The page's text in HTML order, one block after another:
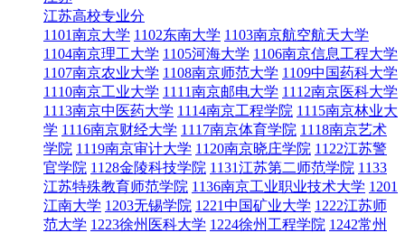
江苏高校专业分
1101南京大学 1102东南大学 1103南京航空航天大学
1104南京理工大学 1105河海大学 1106南京信息工程大学
1107南京农业大学 1108南京师范大学 1109中国药科大学
1110南京工业大学 1111南京邮电大学 1112南京医科大学
1113南京中医药大学 1114南京工程学院 1115南京林业大
学 1116南京财经大学 1117南京体育学院 1118南京艺术
学院 1119南京审计大学 1120南京晓庄学院 1122江苏警
官学院 1128金陵科技学院 1131江苏第二师范学院 1133
江苏特殊教育师范学院 1136南京工业职业技术大学 1201
江南大学 1203无锡学院 1221中国矿业大学 1222江苏师
范大学 1223徐州医科大学 1224徐州工程学院 1242常州